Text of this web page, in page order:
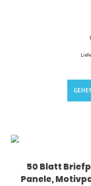
50 Blatt
Panele,